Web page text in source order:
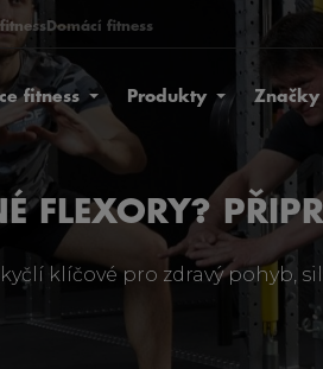
Domácí fitness
fitness Produkty Značky
FLEXORY?
klíčové pro zdravý pohyb,